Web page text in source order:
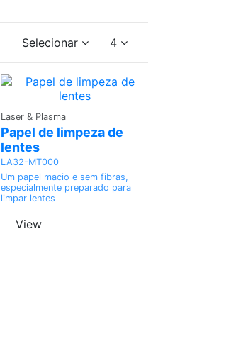
Selecionar 4
Laser & Plasma
Papel de limpeza de
lentes
LA32-MT000
Um papel macio e sem fibras,
especialmente preparado para
limpar lentes
View